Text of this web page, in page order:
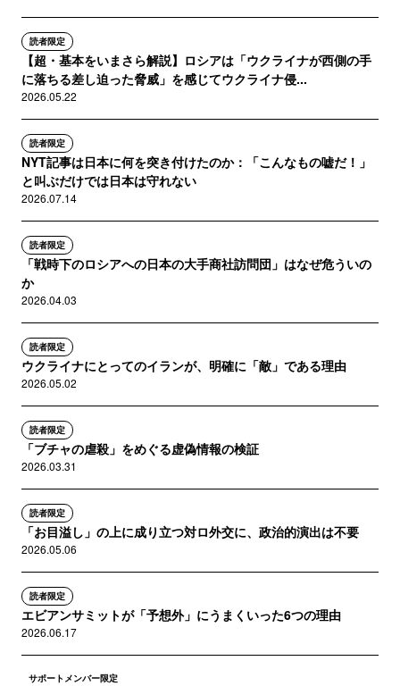
読者限定
【超・基本をいまさら解説】ロシアは「ウクライナが西側の手
に落ちる差し迫った脅威」を感じてウクライナ侵...
2026.05.22
読者限定
NYT記事は日本に何を突き付けたのか：「こんなもの嘘だ！」
と叫ぶだけでは日本は守れない
2026.07.14
読者限定
「戦時下のロシアへの日本の大手商社訪問団」はなぜ危ういの
か
2026.04.03
読者限定
ウクライナにとってのイランが、明確に「敵」である理由
2026.05.02
読者限定
「ブチャの虐殺」をめぐる虚偽情報の検証
2026.03.31
読者限定
「お目溢し」の上に成り立つ対ロ外交に、政治的演出は不要
2026.05.06
読者限定
エビアンサミットが「予想外」にうまくいった6つの理由
2026.06.17
サポートメンバー限定